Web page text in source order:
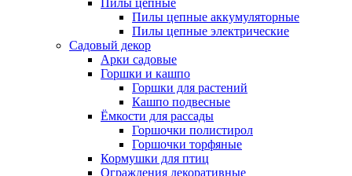
Пилы цепные
Пилы цепные аккумуляторные
Пилы цепные электрические
Садовый декор
Арки садовые
Горшки и кашпо
Горшки для растений
Кашпо подвесные
Ёмкости для рассады
Горшочки полистирол
Горшочки торфяные
Кормушки для птиц
Ограждения декоративные